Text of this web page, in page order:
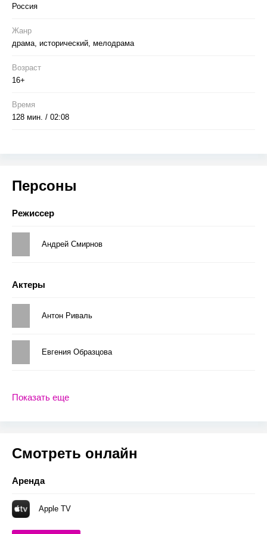
Россия
Жанр
драма, исторический, мелодрама
Возраст
16+
Время
128 мин. / 02:08
Персоны
Режиссер
Андрей Смирнов
Актеры
Антон Риваль
Евгения Образцова
Показать еще
Смотреть онлайн
Аренда
Apple TV